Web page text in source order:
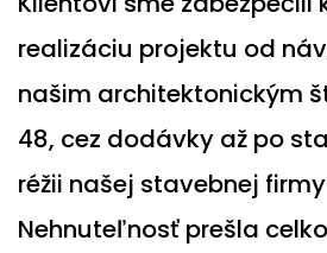
realizáciu projektu od
našim architektonickým
48, cez dodávky až po
réžii našej stavebnej
Nehnuteľnosť prešla